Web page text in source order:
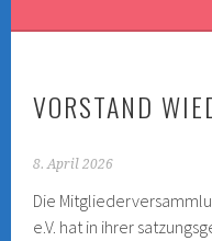
VORSTAND
8. April 2026
Die
e.V. hat in ihrer